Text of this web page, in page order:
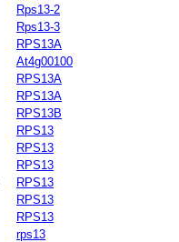
Rps13-2
Rps13-3
RPS13A
At4g00100
RPS13A
RPS13A
RPS13B
RPS13
RPS13
RPS13
RPS13
RPS13
RPS13
rps13